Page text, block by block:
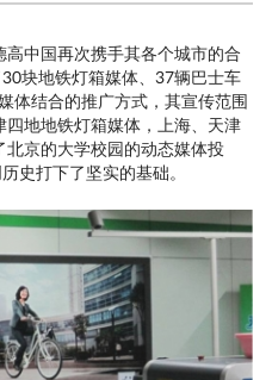
中国再次携手其各个城市的合
块地铁灯箱媒体、37辆巴士车
体结合的推广方式，其宣传范围
地地铁灯箱媒体，上海、天津
北京的大学校园的动态媒体投
史打下了坚实的基础。